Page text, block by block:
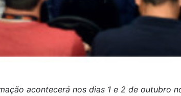
acontecerá nos dias 1 e 2 de outubro